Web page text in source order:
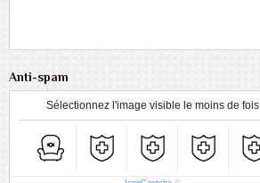
Anti-spam
Sélectionnez l'image visible le moins de fois